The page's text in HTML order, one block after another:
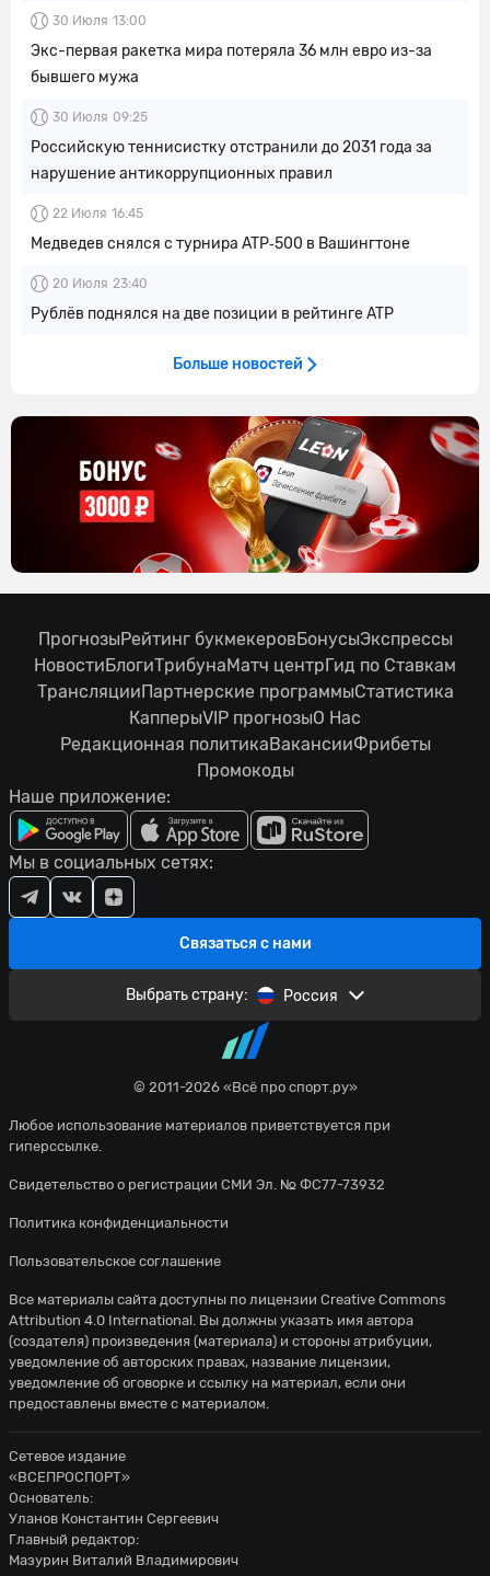
30 Июля 13:00
Экс-первая ракетка мира потеряла 36 млн евро из-за
бывшего мужа
30 Июля 09:25
Российскую теннисистку отстранили до 2031 года за
нарушение антикоррупционных правил
22 Июля 16:45
Медведев снялся с турнира ATP‑500 в Вашингтоне
20 Июля 23:40
Рублёв поднялся на две позиции в рейтинге ATP
Больше новостей
© 2011-2026 «Всё про спорт.ру»
Любое использование материалов приветствуется при
гиперссылке.
Свидетельство о регистрации СМИ Эл. № ФС77-73932
Политика конфиденциальности
Пользовательское соглашение
ПрогнозыРейтинг букмекеровБонусыЭкспрессы
НовостиБлогиТрибунаМатч центрГид по Ставкам
ТрансляцииПартнерские программыСтатистика
КапперыVIP прогнозыО Нас
Редакционная политикаВакансииФрибеты
Промокоды
Наше приложение:
Связаться с нами
Мы в социальных сетях:
Выбрать страну: Россия
Все материалы сайта доступны по лицензии Creative Commons
Attribution 4.0 International. Вы должны указать имя автора
(создателя) произведения (материала) и стороны атрибуции,
уведомление об авторских правах, название лицензии,
уведомление об оговорке и ссылку на материал, если они
предоставлены вместе с материалом.
Сетевое издание
«ВСЕПРОСПОРТ»
Основатель:
Уланов Константин Сергеевич
Главный редактор:
Мазурин Виталий Владимирович